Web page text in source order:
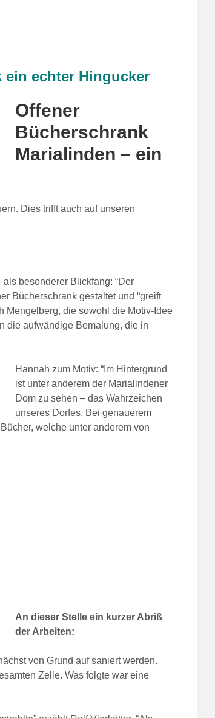
ein echter Hingucker
Offener
Bücherschrank
Marialinden – ein
Dies trifft auch auf unseren
besonderer Blickfang: “Der
Bücherschrank gestaltet und “greift
Mengelberg, die sowohl die Motiv-Idee
die aufwändige Bemalung, die in
Hannah zum Motiv: “Im Hintergrund
ist unter anderem der Marialindener
Dom zu sehen – das Wahrzeichen
unseres Dorfes. Bei genauerem
welche unter anderem von
An dieser Stelle ein kurzer Abriß
der Arbeiten:
von Grund auf saniert werden.
Zelle. Was folgte war eine